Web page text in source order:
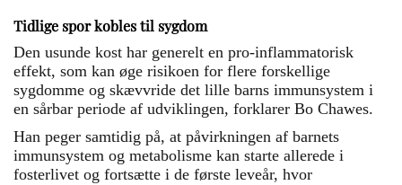
Tidlige spor kobles til sygdom
Den usunde kost har generelt en pro-inflammatorisk
effekt, som kan øge risikoen for flere forskellige
sygdomme og skævvride det lille barns immunsystem i
en sårbar periode af udviklingen, forklarer Bo Chawes.
Han peger samtidig på, at påvirkningen af barnets
immunsystem og metabolisme kan starte allerede i
fosterlivet og fortsætte i de første leveår, hvor